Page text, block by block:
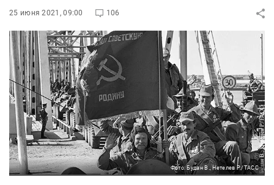
25 июня 2021, 09:00 106
Фото: Будан В., Нетелев Р./ТАСС